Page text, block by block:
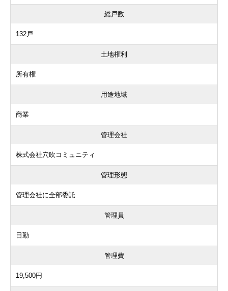
総戸数
132戸
土地権利
所有権
用途地域
商業
管理会社
株式会社穴吹コミュニティ
管理形態
管理会社に全部委託
管理員
日勤
管理費
19,500円